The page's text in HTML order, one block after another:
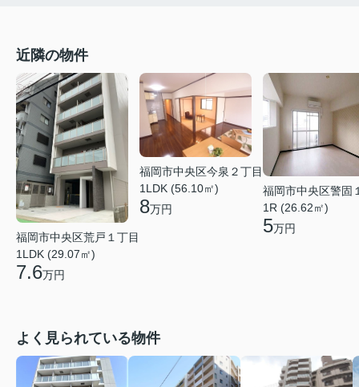
近隣の物件
福岡市中央区荒戸１丁目
1LDK (29.07㎡)
7.6万円
福岡市中央区今泉２丁目
1LDK (56.10㎡)
8万円
福岡市中央区警固
1R (26.62㎡)
5万円
よく見られている物件